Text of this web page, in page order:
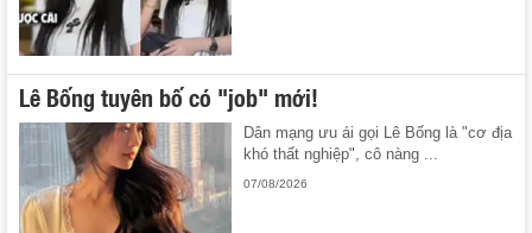
Lê Bống tuyên bố có "job" mới!
Dân mạng ưu ái gọi Lê Bống là "cơ địa
khó thất nghiệp", cô nàng ...
07/08/2026